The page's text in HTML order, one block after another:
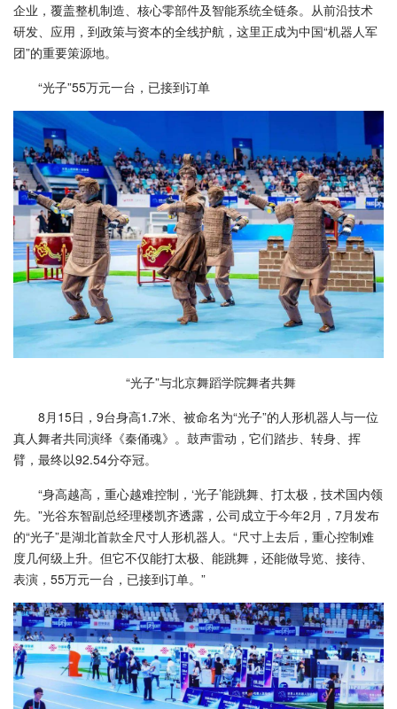
企业，覆盖整机制造、核心零部件及智能系统全链条。从前沿技术
研发、应用，到政策与资本的全线护航，这里正成为中国“机器人军
团”的重要策源地。
“光子”55万元一台，已接到订单
“光子”与北京舞蹈学院舞者共舞
8月15日，9台身高1.7米、被命名为“光子”的人形机器人与一位
真人舞者共同演绎《秦俑魂》。鼓声雷动，它们踏步、转身、挥
臂，最终以92.54分夺冠。
“身高越高，重心越难控制，‘光子’能跳舞、打太极，技术国内领
先。”光谷东智副总经理楼凯齐透露，公司成立于今年2月，7月发布
的“光子”是湖北首款全尺寸人形机器人。“尺寸上去后，重心控制难
度几何级上升。但它不仅能打太极、能跳舞，还能做导览、接待、
表演，55万元一台，已接到订单。”